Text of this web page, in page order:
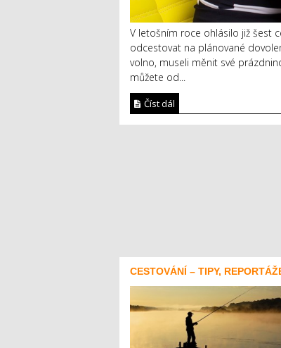
V letošním roce ohlásilo již šest
odcestovat na plánované
volno, museli měnit své
můžete od...
Číst dál
CESTOVÁNÍ – TIPY,